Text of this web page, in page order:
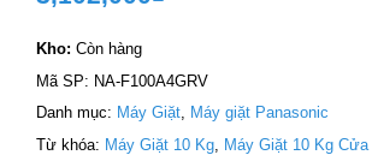
Kho: Còn hàng
Mã SP: NA-F100A4GRV
Danh mục: Máy Giặt, Máy giặt Panasonic
Từ khóa: Máy Giặt 10 Kg Máy Giặt 10 Kg Cửa